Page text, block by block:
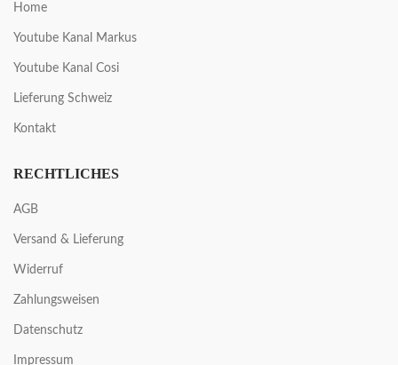
Home
Youtube Kanal Markus
Youtube Kanal Cosi
Lieferung Schweiz
Kontakt
RECHTLICHES
AGB
Versand & Lieferung
Widerruf
Zahlungsweisen
Datenschutz
Impressum